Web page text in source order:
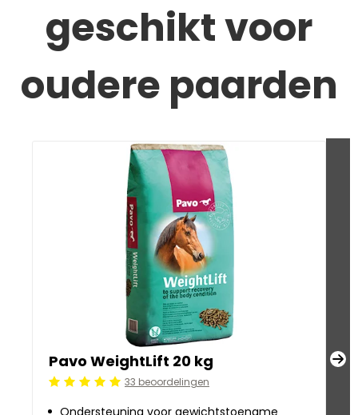
geschikt voor
oudere paarden
Pavo WeightLift 20 kg
Beoordeling: 5/533 beoordelingen
Ondersteuning voor gewichtstoename